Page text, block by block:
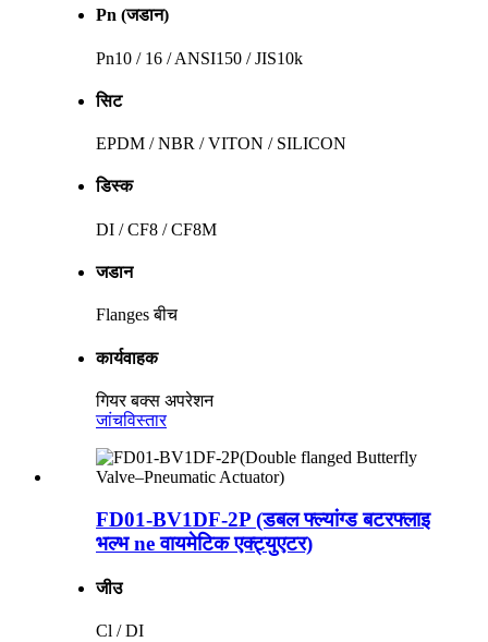
Pn (जडान)
Pn10 / 16 / ANSI150 / JIS10k
सिट
EPDM / NBR / VITON / SILICON
डिस्क
DI / CF8 / CF8M
जडान
Flanges बीच
कार्यवाहक
गियर बक्स अपरेशन
जांचविस्तार
FD01-BV1DF-2P (डबल फ्ल्यांग्ड बटरफ्लाइ
भल्भ ne वायमेटिक एक्ट्युएटर)
जीउ
Cl / DI